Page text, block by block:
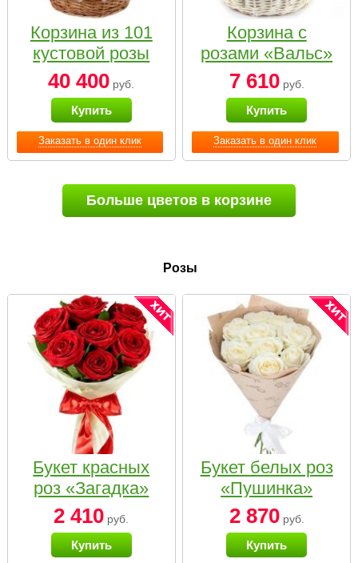
Заказать в один клик
Корзина из 101
кустовой розы
нежных тонов
40 400 руб.
Купить
Заказать в один клик
Корзина с
розами «Вальс»
7 610руб.
Купить
Больше цветов в корзине
Розы
Букет красных
роз «Загадка»
2 410 руб.
Купить
Букет белых роз
«Пушинка»
2 870руб.
Купить